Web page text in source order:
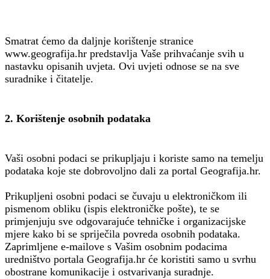
Smatrat ćemo da daljnje korištenje stranice
www.geografija.hr predstavlja Vaše prihvaćanje svih u
nastavku opisanih uvjeta. Ovi uvjeti odnose se na sve
suradnike i čitatelje.
2. Korištenje osobnih podataka
Vaši osobni podaci se prikupljaju i koriste samo na temelju
podataka koje ste dobrovoljno dali za portal Geografija.hr.
Prikupljeni osobni podaci se čuvaju u elektroničkom ili
pismenom obliku (ispis elektroničke pošte), te se
primjenjuju sve odgovarajuće tehničke i organizacijske
mjere kako bi se spriječila povreda osobnih podataka.
Zaprimljene e-mailove s Vašim osobnim podacima
uredništvo portala Geografija.hr će koristiti samo u svrhu
obostrane komunikacije i ostvarivanja suradnje.